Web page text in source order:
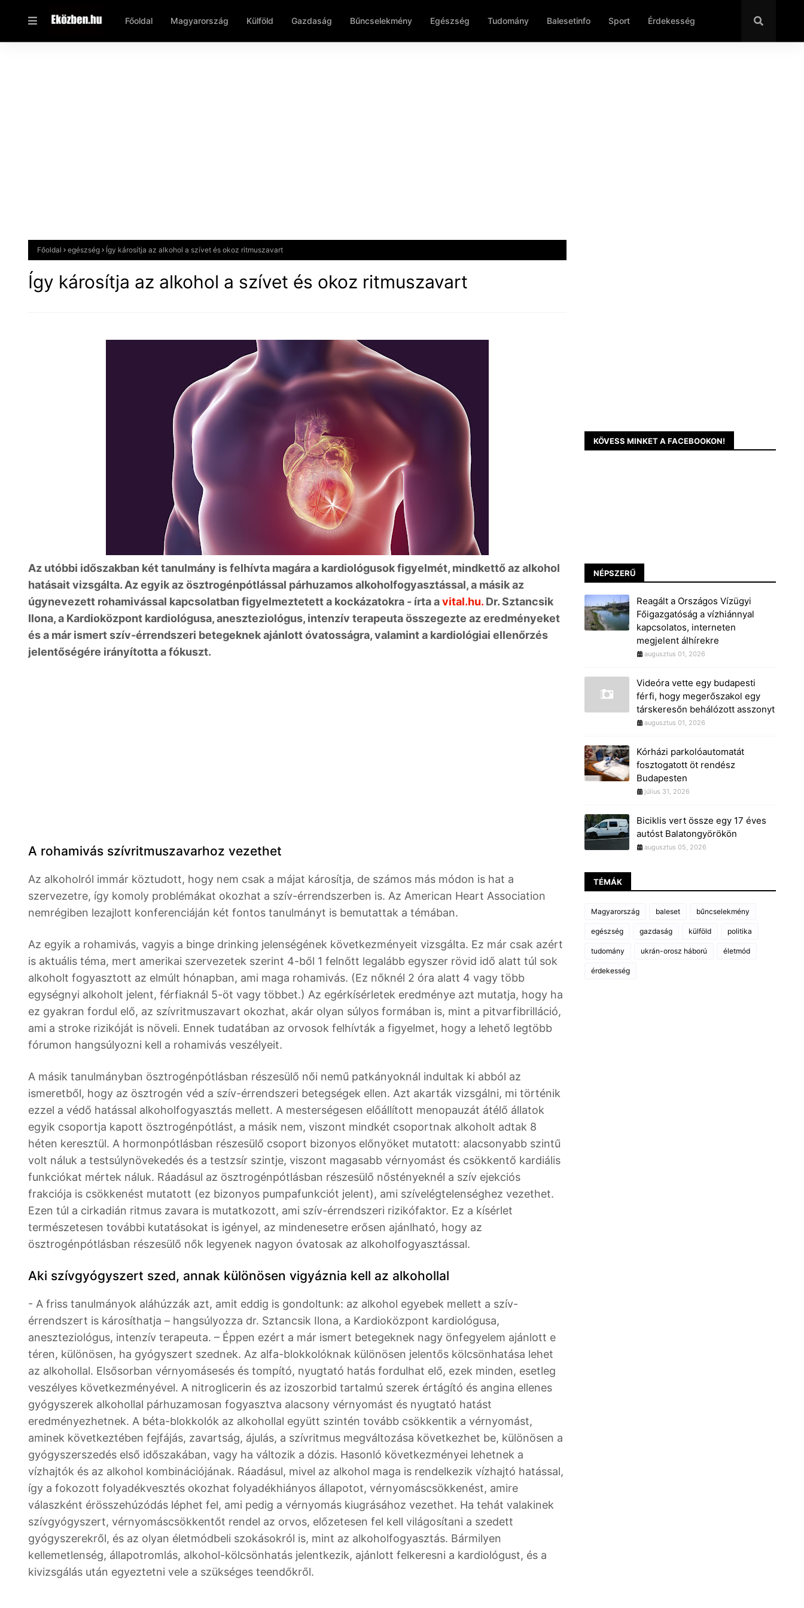
Főoldal Magyarország Külföld Gazdaság Bűncselekmény Egészség Tudomány Balesetinfo Sport Érdekesség
Főoldal egészség Így károsítja az alkohol a szívet és okoz ritmuszavart
Így károsítja az alkohol a szívet és okoz ritmuszavart
Az utóbbi időszakban két tanulmány is felhívta magára a kardiológusok figyelmét, mindkettő az alkohol
hatásait vizsgálta. Az egyik az ösztrogénpótlással párhuzamos alkoholfogyasztással, a másik az
úgynevezett rohamivással kapcsolatban figyelmeztetett a kockázatokra - írta avital.hu. Dr. Sztancsik
Ilona, a Kardioközpont kardiológusa, aneszteziológus, intenzív terapeuta összegezte az eredményeket
és a már ismert szív-érrendszeri betegeknek ajánlott óvatosságra, valamint a kardiológiai ellenőrzés
jelentőségére irányította a fókuszt.
A rohamivás szívritmuszavarhoz vezethet
Az alkoholról immár köztudott, hogy nem csak a májat károsítja, de számos más módon is hat a
szervezetre, így komoly problémákat okozhat a szív-érrendszerben is. Az American Heart Association
nemrégiben lezajlott konferenciáján két fontos tanulmányt is bemutattak a témában.
Az egyik a rohamivás, vagyis a binge drinking jelenségének következményeit vizsgálta. Ez már csak azért
is aktuális téma, mert amerikai szervezetek szerint 4-ből 1 felnőtt legalább egyszer rövid idő alatt túl sok
alkoholt fogyasztott az elmúlt hónapban, ami maga rohamivás. (Ez nőknél 2 óra alatt 4 vagy több
egységnyi alkoholt jelent, férfiaknál 5-öt vagy többet.) Az egérkísérletek eredménye azt mutatja, hogy ha
ez gyakran fordul elő, az szívritmuszavart okozhat, akár olyan súlyos formában is, mint a pitvarfibrilláció,
ami a stroke rizikóját is növeli. Ennek tudatában az orvosok felhívták a figyelmet, hogy a lehető legtöbb
fórumon hangsúlyozni kell a rohamivás veszélyeit.
A másik tanulmányban ösztrogénpótlásban részesülő női nemű patkányoknál indultak ki abból az
ismeretből, hogy az ösztrogén véd a szív-érrendszeri betegségek ellen. Azt akarták vizsgálni, mi történik
ezzel a védő hatással alkoholfogyasztás mellett. A mesterségesen előállított menopauzát átélő állatok
egyik csoportja kapott ösztrogénpótlást, a másik nem, viszont mindkét csoportnak alkoholt adtak 8
héten keresztül. A hormonpótlásban részesülő csoport bizonyos előnyöket mutatott: alacsonyabb szintű
volt náluk a testsúlynövekedés és a testzsír szintje, viszont magasabb vérnyomást és csökkentő kardiális
funkciókat mértek náluk. Ráadásul az ösztrogénpótlásban részesülő nőstényeknél a szív ejekciós
frakciója is csökkenést mutatott (ez bizonyos pumpafunkciót jelent), ami szívelégtelenséghez vezethet.
Ezen túl a cirkadián ritmus zavara is mutatkozott, ami szív-érrendszeri rizikófaktor. Ez a kísérlet
természetesen további kutatásokat is igényel, az mindenesetre erősen ajánlható, hogy az
ösztrogénpótlásban részesülő nők legyenek nagyon óvatosak az alkoholfogyasztással.
Aki szívgyógyszert szed, annak különösen vigyáznia kell az alkohollal
- A friss tanulmányok aláhúzzák azt, amit eddig is gondoltunk: az alkohol egyebek mellett a szív-
érrendszert is károsíthatja – hangsúlyozza dr. Sztancsik Ilona, a Kardioközpont kardiológusa,
aneszteziológus, intenzív terapeuta. – Éppen ezért a már ismert betegeknek nagy önfegyelem ajánlott e
téren, különösen, ha gyógyszert szednek. Az alfa-blokkolóknak különösen jelentős kölcsönhatása lehet
az alkohollal. Elsősorban vérnyomásesés és tompító, nyugtató hatás fordulhat elő, ezek minden, esetleg
veszélyes következményével. A nitroglicerin és az izoszorbid tartalmú szerek értágító és angina ellenes
gyógyszerek alkohollal párhuzamosan fogyasztva alacsony vérnyomást és nyugtató hatást
eredményezhetnek. A béta-blokkolók az alkohollal együtt szintén tovább csökkentik a vérnyomást,
aminek következtében fejfájás, zavartság, ájulás, a szívritmus megváltozása következhet be, különösen a
gyógyszerszedés első időszakában, vagy ha változik a dózis. Hasonló következményei lehetnek a
vízhajtók és az alkohol kombinációjának. Ráadásul, mivel az alkohol maga is rendelkezik vízhajtó hatással,
így a fokozott folyadékvesztés okozhat folyadékhiányos állapotot, vérnyomáscsökkenést, amire
válaszként érösszehúzódás léphet fel, ami pedig a vérnyomás kiugrásához vezethet. Ha tehát valakinek
szívgyógyszert, vérnyomáscsökkentőt rendel az orvos, előzetesen fel kell világosítani a szedett
gyógyszerekről, és az olyan életmódbeli szokásokról is, mint az alkoholfogyasztás. Bármilyen
kellemetlenség, állapotromlás, alkohol-kölcsönhatás jelentkezik, ajánlott felkeresni a kardiológust, és a
kivizsgálás után egyeztetni vele a szükséges teendőkről.
KÖVESS MINKET A FACEBOOKON!
NÉPSZERŰ
Reagált a Országos Vízügyi
Főigazgatóság a vízhiánnyal
kapcsolatos, interneten
megjelent álhírekre
augusztus 01, 2026
Videóra vette egy budapesti
férfi, hogy megerőszakol egy
társkeresőn behálózott asszonyt
augusztus 01, 2026
Kórházi parkolóautomatát
fosztogatott öt rendész
Budapesten
július 31, 2026
Biciklis vert össze egy 17 éves
autóst Balatongyörökön
augusztus 05, 2026
TÉMÁK
Magyarország baleset bűncselekmény
egészség gazdaság külföld politika
tudomány ukrán-orosz háború életmód
érdekesség